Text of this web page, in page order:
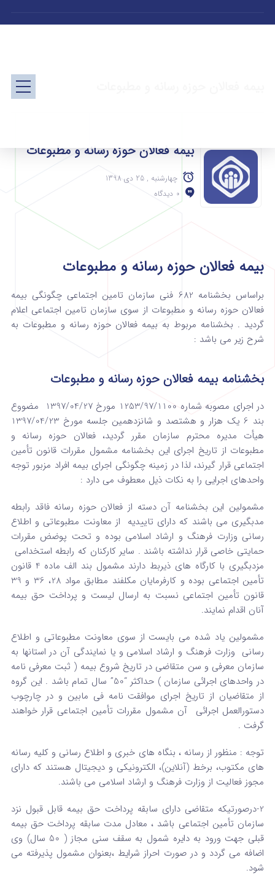
بیمه فعالان حوزه رسانه و مطبوعات
چهارشنبه , 25 دی 1398
0 دیدگاه
بیمه فعالان حوزه رسانه و مطبوعات
براساس بخشنامه 682 فنی سازمان تامین اجتماعی چگونگی بیمه
فعالان حوزه رسانه و مطبوعات از سوی سازمان تامین اجتماعی اعلام
گردید . بخشنامه مربوط به بیمه فعالان حوزه رسانه و مطبوعات به
شرح زیر می باشد :
بخشنامه بیمه فعالان حوزه رسانه و مطبوعات
در اجرای مصوبه شماره 1253/97/1100 مورخ 1397/04/27 مضووع
بند 6 یک هزار و هشتصد و شانزدهمین جلسه مورخ 1397/04/23
هیأت مدیره محترم سازمان مقرر گردید، فعالان حوزه رسانه و
مطبوعات از تاریخ اجرای این بخشنامه مشمول مقررات قانون تأمین
اجتماعی قرار گیرند، لذا در زمینه چگونگی اجرای بیمه افراد مزبور توجه
واحدهای اجرایی را به نکات ذیل معطوف می دارد :
مشمولین این بخشنامه آن دسته از فعالان حوزه رسانه فاقد رابطه
مدبگیری می باشند که دارای تاییدیه از معاونت مطبوعاتی و اطلاع
رسانی وزارت فرهنگ و ارشاد اسلامی بوده و تحت پوضض مقررات
حمایتی خاصی قرار نداشته باشند . سایر کارکنان که رابطه استخدامی
مزدبگیری با کارگاه های ذیربط دارند مشمول بند الف ماده 4 قانون
تأمین اجتماعی بوده و کارفرمایان مکلفند مطابق مواد 28، 36 و 39
قانون تأمین اجتماعی نسبت به ارسال لیست و پرداخت حق بیمه
آنان اقدام نمایند.
مشمولین یاد شده می بایست از سوی معاونت مطبوعاتی و اطلاع
رسانی وزارت فرهنگ و ارشاد اسلامی و یا نمایندگی آن در استانها به
سازمان معرفی و سن متقاضی در تاریخ شروع بیمه ( ثبت معرفی نامه
در واحدهای اجرائی سازمان ) حداکثر “50” سال تمام باشد . این گروه
از متقاضیان از تاریخ اجرای موافقت نامه فی مابین و در چارچوب
دستورالعمل اجرائی آن مشمول مقررات تأمین اجتماعی قرار خواهند
گرفت .
توجه : منظور از رسانه ، بنگاه های خبری و اطلاع رسانی و کلیه رسانه
های مکتوب، برخط (آنلاین)، الکترونیکی و دیجیتال هستند که دارای
مجوز فعالیت از وزارت فرهنگ و ارشاد اسلامی می باشند.
2-درصورتیکه متقاضی دارای سابقه پرداخت حق بیمه قابل قبول نزد
سازمان تأمین اجتماعی باشد ، معادل مدت سابقه پرداخت حق بیمه
قبلی جهت ورود به دایره شمول به سقف سنی مجاز ( 50 سال) وی
اضافه می گردد و در صورت احراز شرایط ،بعنوان مشمول پذیرفته می
شود.